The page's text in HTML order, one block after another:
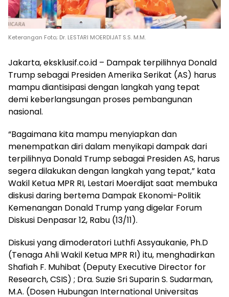
Keterangan Foto; Dr. LESTARI MOERDIJAT S.S. M.M.
Jakarta, eksklusif.co.id – Dampak terpilihnya Donald
Trump sebagai Presiden Amerika Serikat (AS) harus
mampu diantisipasi dengan langkah yang tepat
demi keberlangsungan proses pembangunan
nasional.
“Bagaimana kita mampu menyiapkan dan
menempatkan diri dalam menyikapi dampak dari
terpilihnya Donald Trump sebagai Presiden AS, harus
segera dilakukan dengan langkah yang tepat,” kata
Wakil Ketua MPR RI, Lestari Moerdijat saat membuka
diskusi daring bertema Dampak Ekonomi-Politik
Kemenangan Donald Trump yang digelar Forum
Diskusi Denpasar 12, Rabu (13/11).
Diskusi yang dimoderatori Luthfi Assyaukanie, Ph.D
(Tenaga Ahli Wakil Ketua MPR RI) itu, menghadirkan
Shafiah F. Muhibat (Deputy Executive Director for
Research, CSIS) ; Dra. Suzie Sri Suparin S. Sudarman,
M.A. (Dosen Hubungan International Universitas